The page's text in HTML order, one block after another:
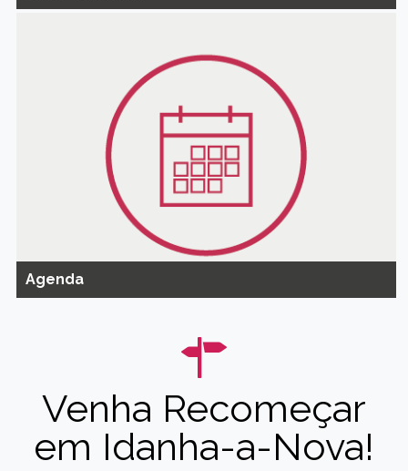
Agenda
Venha Recomeçar
em Idanha-a-Nova!